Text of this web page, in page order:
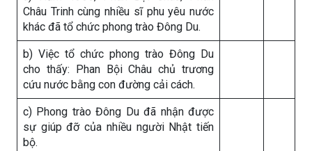
Châu Trinh cùng nhiều sĩ phu yêu nước
khác đã tổ chức phong trào Đông Du.
b) Việc tổ chức phong trào Đông Du
cho thấy: Phan Bội Châu chủ trương
cứu nước bằng con đường cải cách.
c) Phong trào Đông Du đã nhận được
sự giúp đỡ của nhiều người Nhật tiến
bộ.